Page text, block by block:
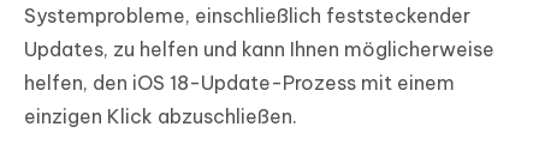
Systemprobleme, einschließlich feststeckender
Updates, zu helfen und kann Ihnen möglicherweise
helfen, den iOS 18-Update-Prozess mit einem
einzigen Klick abzuschließen.